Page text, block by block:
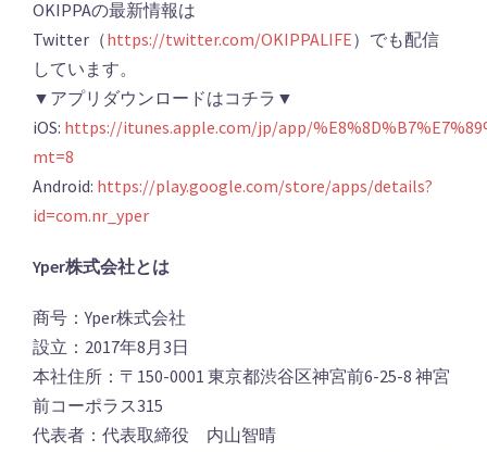
OKIPPAの最新情報は
Twitter（https://twitter.com/OKIPPALIFE）でも配信
しています。
▼アプリダウンロードはコチラ▼
iOS: https://itunes.apple.com/jp/app/
mt=8
Android: https://play.google.com/store/apps/details?
id=com.nr_yper
Yper株式会社とは
商号：Yper株式会社
設立：2017年8月3日
本社住所：〒150-0001 東京都渋谷区神宮前6-25-8 神宮
前コーポラス315
代表者：代表取締役 内山智晴